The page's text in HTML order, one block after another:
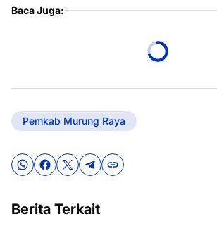
Baca Juga:
Pemkab Murung Raya
Berita Terkait